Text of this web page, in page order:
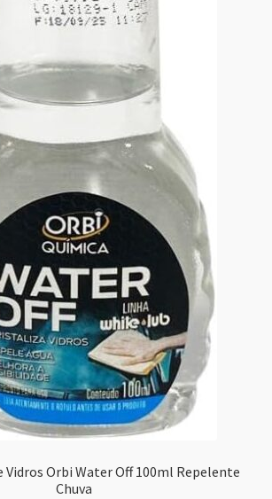
Orbi Water Off 100ml Repelente
Chuva